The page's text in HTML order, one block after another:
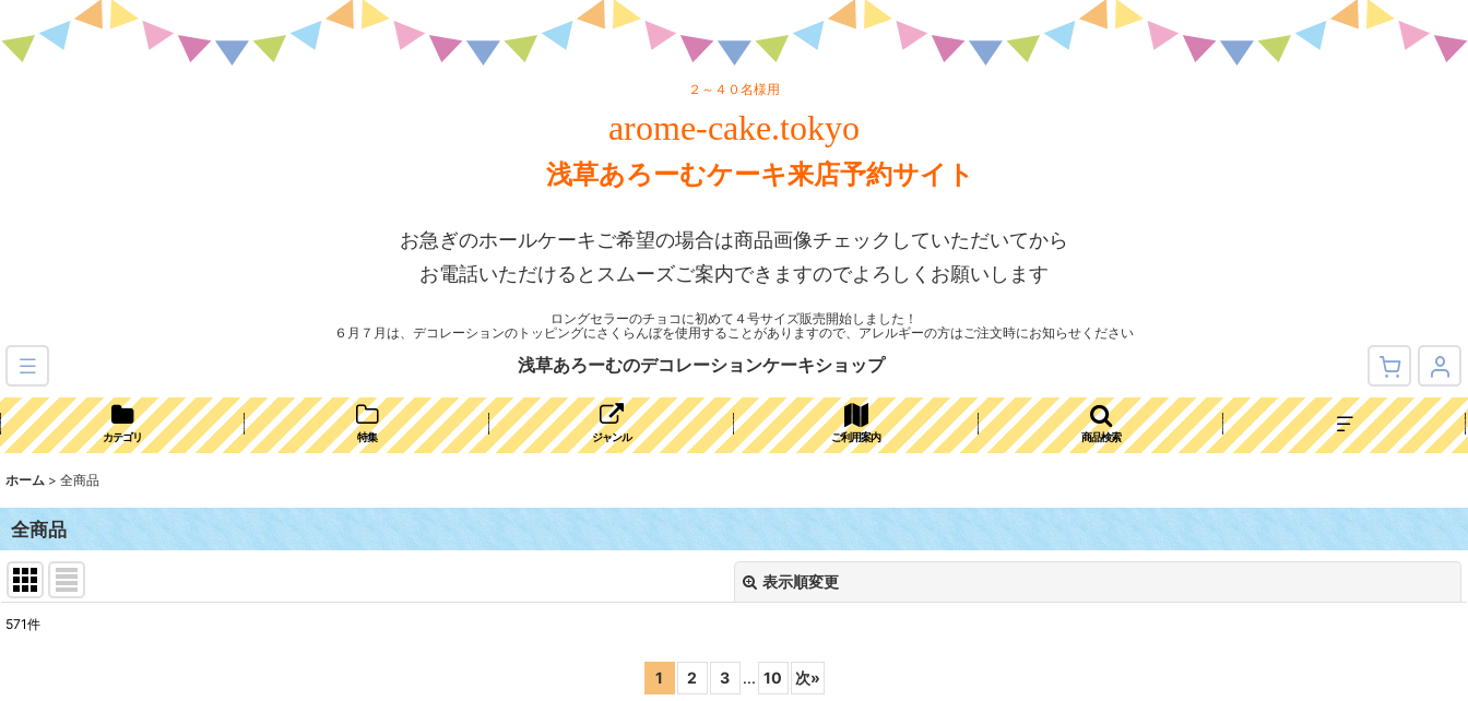
２～４０名様用
arome-cake.tokyo
浅草あろーむケーキ来店予約サイト
お急ぎのホールケーキご希望の場合は商品画像チェックしていただいてから
お電話いただけるとスムーズご案内できますのでよろしくお願いします
ロングセラーのチョコに初めて４号サイズ販売開始しました！
６月７月は、デコレーションのトッピングにさくらんぼを使用することがありますので、アレルギーの方はご注文時にお知らせください
浅草あろーむのデコレーションケーキショップ
カテゴリ 特集 ジャンル ご利用案内 商品検索
ホーム > 全商品
全商品
表示順変更
571件
1 2 3 ... 10 次»